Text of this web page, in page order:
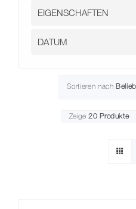
Sortieren nach
Zeige20 Produkte